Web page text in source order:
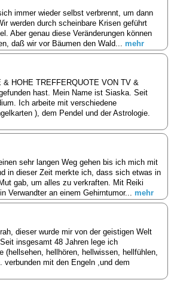
immer wieder selbst verbrennt, um dann
werden durch scheinbare Krisen geführt
Aber genau diese Veränderungen können
daß wir vor Bäumen den Wald... mehr
HOHE TREFFERQUOTE VON TV &
hast. Mein Name ist Siaska. Seit
Ich arbeite mit verschiedene
), dem Pendel und der Astrologie.
sehr langen Weg gehen bis ich mich mit
in dieser Zeit merkte ich, dass sich etwas in
gab, um alles zu verkraften. Mit Reiki
Verwandter an einem Gehirntumor... mehr
dieser wurde mir von der geistigen Welt
insgesamt 48 Jahren lege ich
hellhören, hellwissen, hellfühlen,
mit den Engeln ,und dem